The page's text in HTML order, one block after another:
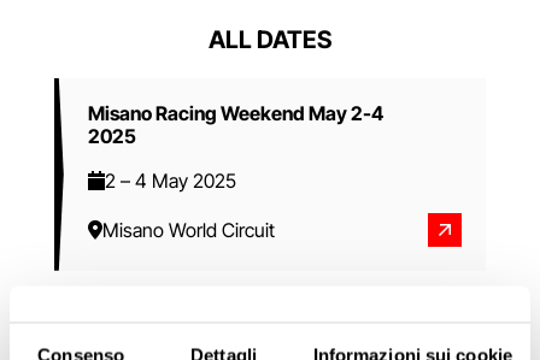
Consenso Dettagli Informazioni sui cookie
ALL DATES
Misano Racing Weekend May 2-4
2025
2 – 4 May 2025
Misano World Circuit